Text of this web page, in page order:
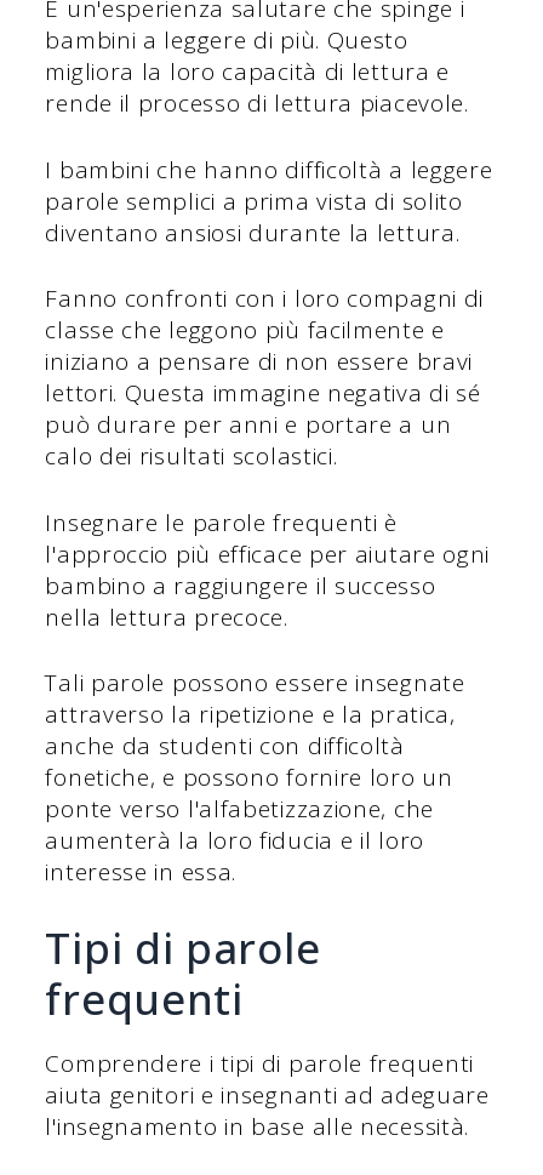
È un'esperienza salutare che spinge i
bambini a leggere di più. Questo
migliora la loro capacità di lettura e
rende il processo di lettura piacevole.
I bambini che hanno difficoltà a leggere
parole semplici a prima vista di solito
diventano ansiosi durante la lettura.
Fanno confronti con i loro compagni di
classe che leggono più facilmente e
iniziano a pensare di non essere bravi
lettori. Questa immagine negativa di sé
può durare per anni e portare a un
calo dei risultati scolastici.
Insegnare le parole frequenti è
l'approccio più efficace per aiutare ogni
bambino a raggiungere il successo
nella lettura precoce.
Tali parole possono essere insegnate
attraverso la ripetizione e la pratica,
anche da studenti con difficoltà
fonetiche, e possono fornire loro un
ponte verso l'alfabetizzazione, che
aumenterà la loro fiducia e il loro
interesse in essa.
Tipi di parole
frequenti
Comprendere i tipi di parole frequenti
aiuta genitori e insegnanti ad adeguare
l'insegnamento in base alle necessità.